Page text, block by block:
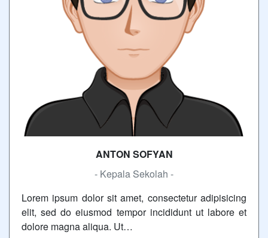
ANTON SOFYAN
- Kepala Sekolah -
Lorem ipsum dolor sit amet, consectetur adipisicing
elit, sed do eiusmod tempor incididunt ut labore et
dolore magna aliqua. Ut…